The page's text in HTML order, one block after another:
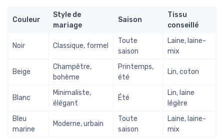
Couleur
Style de
mariage
Saison
Tissu
conseillé
Noir Classique, formel
Toute
saison
Laine, laine-
mix
Beige
Champêtre,
bohème
Printemps,
été
Lin, coton
Blanc
Minimaliste,
élégant
Été
Lin, laine
légère
Bleu
marine
Moderne, urbain
Toute
saison
Laine, laine-
mix